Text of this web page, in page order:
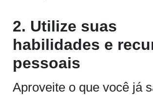
2. Utilize suas
habilidades e
pessoais
Aproveite o que você já